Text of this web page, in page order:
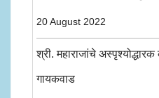
20 August 2022
श्री. महाराजांचे अस्पृश्योद्धारक
गायकवाड